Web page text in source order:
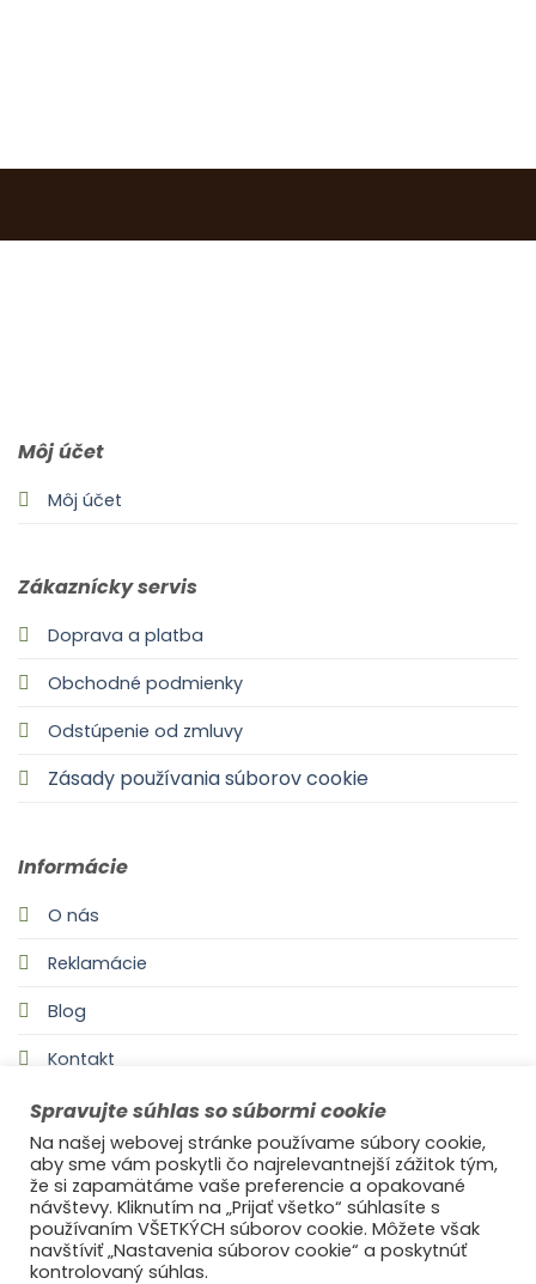
Môj účet
Môj účet
Zákaznícky servis
Doprava a platba
Obchodné podmienky
Odstúpenie od zmluvy
Zásady používania súborov cookie
Informácie
O nás
Reklamácie
Blog
Kontakt
©2021Ufonaut - Webcreation
Spravujte súhlas so súbormi cookie
Na našej webovej stránke používame súbory cookie,
aby sme vám poskytli čo najrelevantnejší zážitok tým,
že si zapamätáme vaše preferencie a opakované
návštevy. Kliknutím na „Prijať všetko“ súhlasíte s
používaním VŠETKÝCH súborov cookie. Môžete však
navštíviť „Nastavenia súborov cookie“ a poskytnúť
kontrolovaný súhlas.